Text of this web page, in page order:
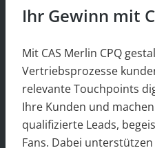
Ihr Gewinn mit
Mit CAS Merlin CPQ
Vertriebsprozesse
relevante Touchpoints
Ihre Kunden und
qualifizierte Leads,
Fans. Dabei